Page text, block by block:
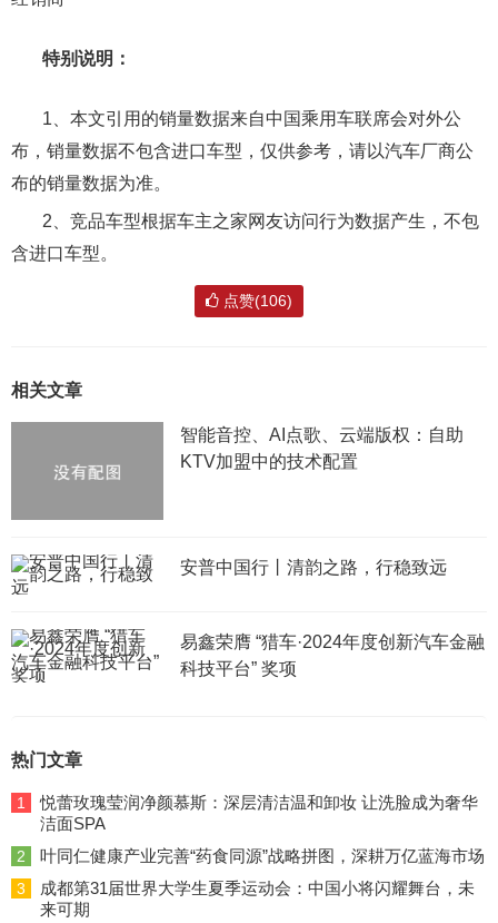
特别说明：
1、本文引用的销量数据来自中国乘用车联席会对外公
布，销量数据不包含进口车型，仅供参考，请以汽车厂商公
布的销量数据为准。
2、竞品车型根据车主之家网友访问行为数据产生，不包
含进口车型。
点赞(106)
相关文章
智能音控、AI点歌、云端版权：自助
KTV加盟中的技术配置
安普中国行丨清韵之路，行稳致远
易鑫荣膺 “猎车·2024年度创新汽车金融
科技平台” 奖项
热门文章
1
悦蕾玫瑰莹润净颜慕斯：深层清洁温和卸妆 让洗脸成为奢华
洁面SPA
2 叶同仁健康产业完善“药食同源”战略拼图，深耕万亿蓝海市场
3
成都第31届世界大学生夏季运动会：中国小将闪耀舞台，未
来可期